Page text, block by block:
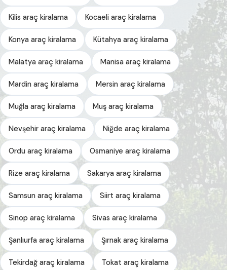
Kilis araç kiralama Kocaeli araç kiralama
Konya araç kiralama Kütahya araç kiralama
Malatya araç kiralama Manisa araç kiralama
Mardin araç kiralama Mersin araç kiralama
Muğla araç kiralama Muş araç kiralama
Nevşehir araç kiralama Niğde araç kiralama
Ordu araç kiralama Osmaniye araç kiralama
Rize araç kiralama Sakarya araç kiralama
Samsun araç kiralama Siirt araç kiralama
Sinop araç kiralama Sivas araç kiralama
Şanlıurfa araç kiralama Şırnak araç kiralama
Tekirdağ araç kiralama Tokat araç kiralama